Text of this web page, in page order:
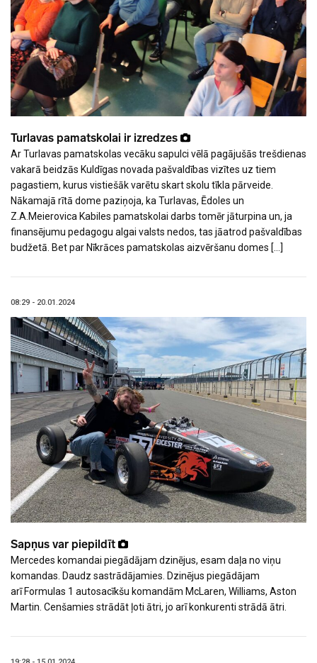
Turlavas pamatskolai ir izredzes
Ar Turlavas pamatskolas vecāku sapulci vēlā pagājušās trešdienas
vakarā beidzās Kuldīgas novada pašvaldības vizītes uz tiem
pagastiem, kurus vistiešāk varētu skart skolu tīkla pārveide.
Nākamajā rītā dome paziņoja, ka Turlavas, Ēdoles un
Z.A.Meierovica Kabiles pamatskolai darbs tomēr jāturpina un, ja
finansējumu pedagogu algai valsts nedos, tas jāatrod pašvaldības
budžetā. Bet par Nīkrāces pamatskolas aizvēršanu domes […]
Sapņus var piepildīt
Mercedes komandai piegādājam dzinējus, esam daļa no viņu
komandas. Daudz sastrādājamies. Dzinējus piegādājam
arī Formulas 1 autosacīkšu komandām McLaren, Williams, Aston
Martin. Cenšamies strādāt ļoti ātri, jo arī konkurenti strādā ātri.
08:29 - 20.01.2024